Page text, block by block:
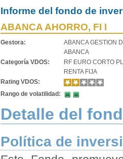
Informe del fondo de
ABANCA AHORRO, FI I
Gestora:
ABANCA GESTION
ABANCA
Categoría VDOS:
RF EURO CORTO
RENTA FIJA
Rating VDOS:
Rango de volatilidad:
Detalle del
Política de